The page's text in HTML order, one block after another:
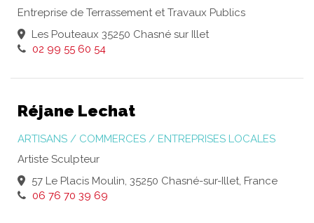
Entreprise de Terrassement et Travaux Publics
Les Pouteaux 35250 Chasné sur Illet
02 99 55 60 54
Réjane Lechat
ARTISANS / COMMERCES / ENTREPRISES LOCALES
Artiste Sculpteur
57 Le Placis Moulin, 35250 Chasné-sur-Illet, France
06 76 70 39 69